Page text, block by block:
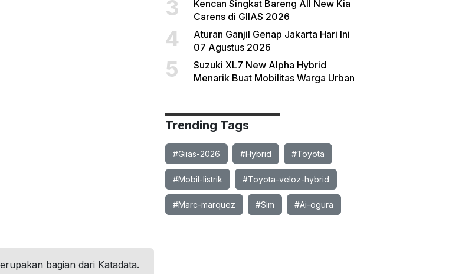
3
Kencan Singkat Bareng All New Kia
Carens di GIIAS 2026
4
Aturan Ganjil Genap Jakarta Hari Ini
07 Agustus 2026
5
Suzuki XL7 New Alpha Hybrid
Menarik Buat Mobilitas Warga Urban
Trending Tags
#Giias-2026 #Hybrid #Toyota
#Mobil-listrik #Toyota-veloz-hybrid
#Marc-marquez #Sim #Ai-ogura
bagian dari Katadata.